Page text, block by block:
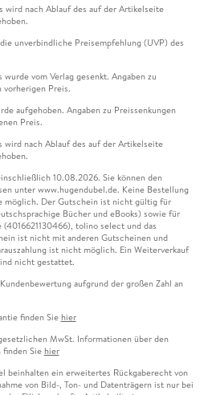
wird nach Ablauf des auf der Artikelseite
unverbindliche Preisempfehlung (UVP) des
vom Verlag gesenkt. Angaben zu
vorherigen Preis.
aufgehoben. Angaben zu Preissenkungen
Preis.
wird nach Ablauf des auf der Artikelseite
10.08.2026. Sie können den
unter www.hugendubel.de. Keine Bestellung
möglich. Der Gutschein ist nicht gültig für
Bücher und eBooks) sowie für
tolino select und das
ist nicht mit anderen Gutscheinen und
ist nicht möglich. Ein Weiterverkauf
nicht gestattet.
aufgrund der großen Zahl an
finden Sie hier
MwSt. Informationen über den
finden Sie hier
beinhalten ein erweitertes Rückgaberecht von
von Bild-, Ton- und Datenträgern ist nur bei